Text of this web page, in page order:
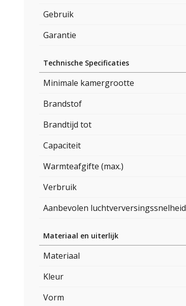
Gebruik
Garantie
Technische Specificaties
Minimale kamergrootte
Brandstof
Brandtijd tot
Capaciteit
Warmteafgifte (max.)
Verbruik
Aanbevolen luchtverversingssnelheid
Materiaal en uiterlijk
Materiaal
Kleur
Vorm